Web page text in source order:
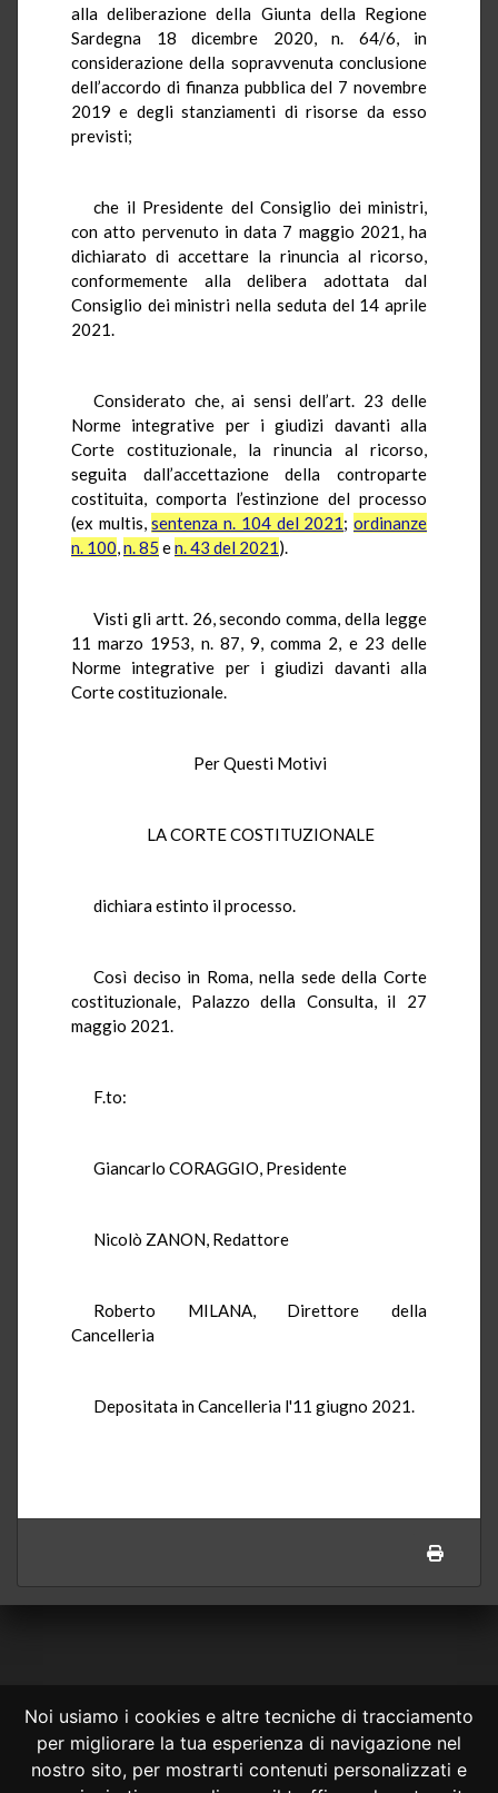
Noi usiamo i cookies e altre tecniche di tracciamento
per migliorare la tua esperienza di navigazione nel
nostro sito, per mostrarti contenuti personalizzati e
alla deliberazione della Giunta della Regione
Sardegna 18 dicembre 2020, n. 64/6, in
considerazione della sopravvenuta conclusione
dell’accordo di finanza pubblica del 7 novembre
2019 e degli stanziamenti di risorse da esso
previsti;
che il Presidente del Consiglio dei ministri,
con atto pervenuto in data 7 maggio 2021, ha
dichiarato di accettare la rinuncia al ricorso,
conformemente alla delibera adottata dal
Consiglio dei ministri nella seduta del 14 aprile
2021.
Considerato che, ai sensi dell’art. 23 delle
Norme integrative per i giudizi davanti alla
Corte costituzionale, la rinuncia al ricorso,
seguita dall’accettazione della controparte
costituita, comporta l’estinzione del processo
(ex multis,sentenza n. 104 del 2021;ordinanze
n. 100,n. 85 en. 43 del 2021).
Visti gli artt. 26, secondo comma, della legge
11 marzo 1953, n. 87, 9, comma 2, e 23 delle
Norme integrative per i giudizi davanti alla
Corte costituzionale.
Per Questi Motivi
LA CORTE COSTITUZIONALE
dichiara estinto il processo.
Così deciso in Roma, nella sede della Corte
costituzionale, Palazzo della Consulta, il 27
maggio 2021.
F.to:
Giancarlo CORAGGIO, Presidente
Nicolò ZANON, Redattore
Roberto MILANA, Direttore della
Cancelleria
Depositata in Cancelleria l'11 giugno 2021.
CONSULTA ONLINE DAL 1995 -NOTE LEGALI